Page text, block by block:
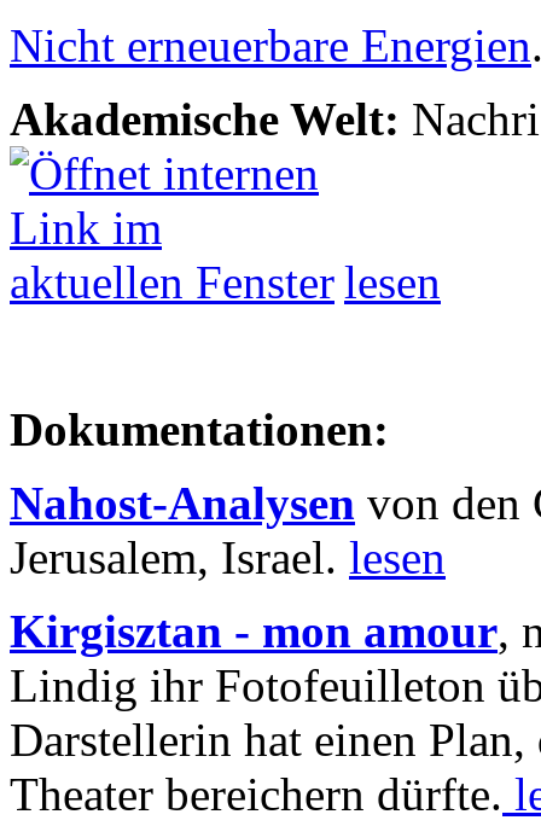
Nicht erneuerbare Energien
Akademische Welt:
lesen
Dokumentationen:
Nahost-Analysen von den
Jerusalem, Israel. lesen
Kirgisztan - mon amour,
Lindig ihr Fotofeuilleton
Darstellerin hat einen Plan,
Theater bereichern dürfte.